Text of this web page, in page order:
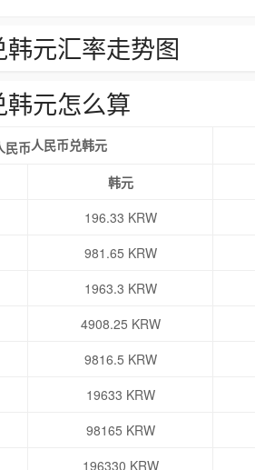
韩元汇率走势图
韩元怎么算
人民币兑韩元
韩元
196.33 KRW
981.65 KRW
1963.3 KRW
4908.25 KRW
9816.5 KRW
19633 KRW
98165 KRW
196330 KRW